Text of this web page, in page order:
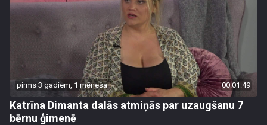
pirms 3 gadiem, 1 mēneša 00:01:49
Katrīna Dimanta dalās atmiņās par uzaugšanu 7
bērnu ģimenē